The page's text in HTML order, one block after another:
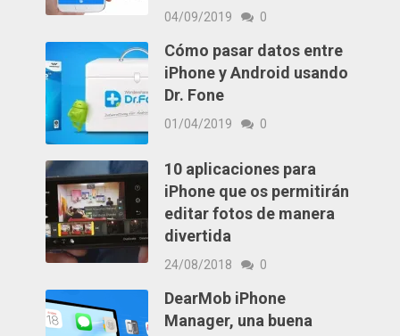
04/09/2019 0
Cómo pasar datos entre
iPhone y Android usando
Dr. Fone
01/04/2019 0
10 aplicaciones para
iPhone que os permitirán
editar fotos de manera
divertida
24/08/2018 0
DearMob iPhone
Manager, una buena